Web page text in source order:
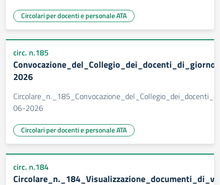
Circolari per docenti e personale ATA
circ. n.185
2026
06-2026
Circolari per docenti e personale ATA
circ. n.184